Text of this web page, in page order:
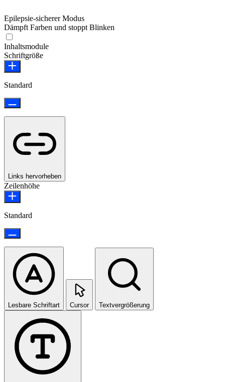
Epilepsie-sicherer Modus
Dämpft Farben und stoppt Blinken
Inhaltsmodule
Schriftgröße
Standard
Links hervorheben
Zeilenhöhe
Standard
Lesbare Schriftart Cursor Textvergrößerung